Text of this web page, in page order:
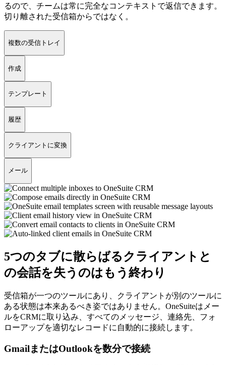
るので、チームは常に完全なコンテキストで返信できます。
切り離された受信箱からではなく。
複数の受信トレイ
作成
テンプレート
履歴
クライアントに変換
メール
5つのタブに散らばるクライアントと
の会話を失うのはもう終わり
受信箱が一つのツールにあり、クライアントが別のツールに
ある状態は本来あるべき姿ではありません。OneSuiteはメー
ルをCRMに取り込み、すべてのメッセージ、連絡先、フォ
ローアップを適切なレコードに自動的に接続します。
GmailまたはOutlookを数分で接続